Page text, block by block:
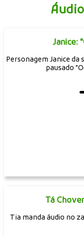
Janice:
Personagem Janice da
pausado
Tá
Tia manda áudio no